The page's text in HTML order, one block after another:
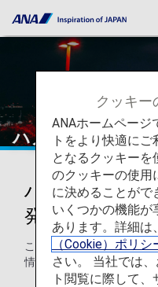
ハノイ - ノイバイ
ハノイ - ノイ
発着
このページでは、ノイバ
情報をご紹介します。
クッキー
ANAホームページ
トをより快適に
となるクッキー
のクッキーの使用
に決めることがで
いくつかの機能が
あります。詳細は、
（Cookie）ポリ
さい。 当社では
ト閲覧に際して